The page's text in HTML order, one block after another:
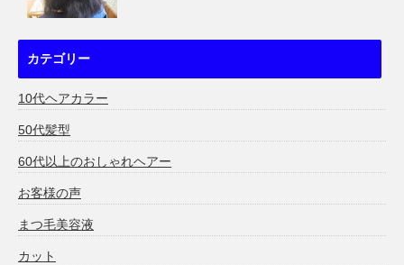
カテゴリー
10代ヘアカラー
50代髪型
60代以上のおしゃれヘアー
お客様の声
まつ毛美容液
カット